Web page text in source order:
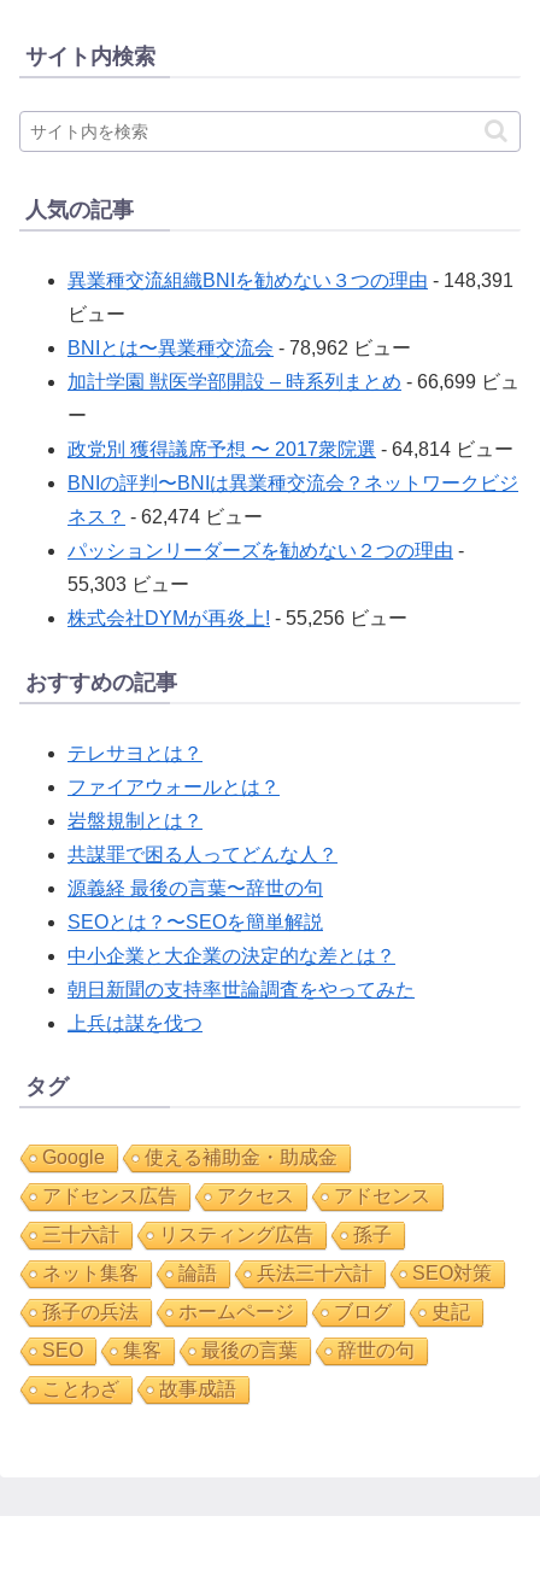
サイト内検索
人気の記事
異業種交流組織BNIを勧めない３つの理由 - 148,391
ビュー
BNIとは〜異業種交流会 - 78,962 ビュー
加計学園 獣医学部開設 – 時系列まとめ - 66,699 ビュ
ー
政党別 獲得議席予想 〜 2017衆院選 - 64,814 ビュー
BNIの評判〜BNIは異業種交流会？ネットワークビジ
ネス？ - 62,474 ビュー
パッションリーダーズを勧めない２つの理由 -
55,303 ビュー
株式会社DYMが再炎上! - 55,256 ビュー
おすすめの記事
テレサヨとは？
ファイアウォールとは？
岩盤規制とは？
共謀罪で困る人ってどんな人？
源義経 最後の言葉〜辞世の句
SEOとは？〜SEOを簡単解説
中小企業と大企業の決定的な差とは？
朝日新聞の支持率世論調査をやってみた
上兵は謀を伐つ
タグ
Google
使える補助金・助成金
アドセンス広告
アクセス
アドセンス
三十六計
リスティング広告
孫子
ネット集客
論語 兵法三十六計
SEO対策
孫子の兵法
ホームページ ブログ
史記
SEO
集客 最後の言葉
辞世の句
ことわざ
故事成語